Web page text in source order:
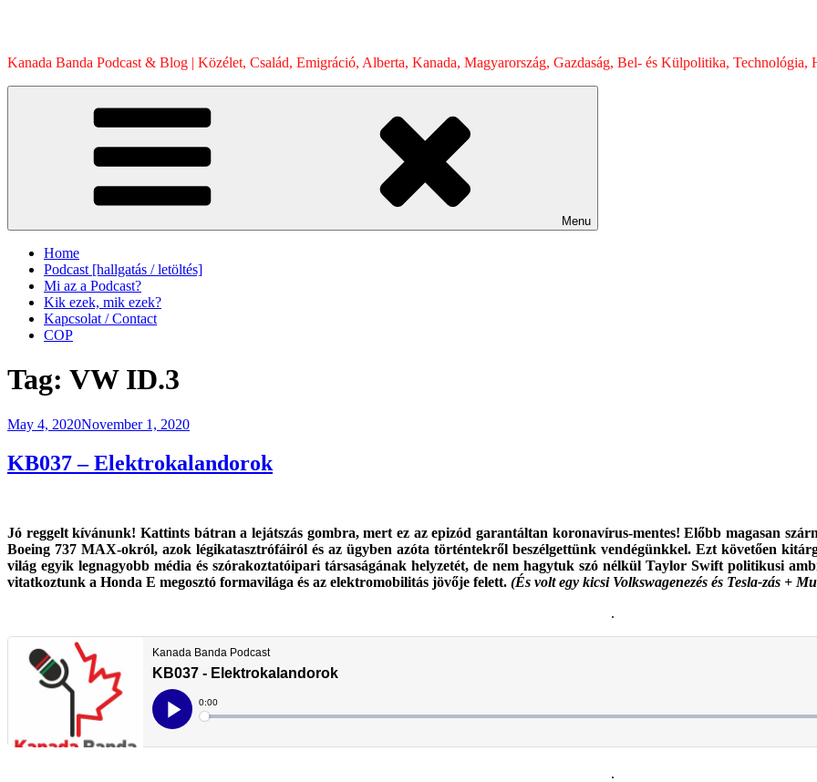
Kanada Banda Podcast & Blog | Közélet, Család, Emigráció, Alberta, Kanada, Magyarország, Gazdaság, Bel- és Külpolitika, Technológia,
Menu
Home
Podcast [hallgatás / letöltés]
Mi az a Podcast?
Kik ezek, mik ezek?
Kapcsolat / Contact
COP
Tag: VW ID.3
Posted
May 4, 2020November 1, 2020
KB037 – Elektrokalandorok
Jó reggelt kívánunk! Kattints bátran a lejátszás gombra, mert ez az epizód garantáltan koronavírus-mentes! Előbb magasan
Boeing 737 MAX-okról, azok légikatasztrófáiról és az ügyben azóta történtekről beszélgettünk vendégünkkel. Ezt követően
világ egyik legnagyobb média és szórakoztatóipari társaságának helyzetét, de nem hagytuk szó nélkül Taylor Swift politikusi
vitatkoztunk a Honda E megosztó formavilága és az elektromobilitás jövője felett. (És volt egy kicsi Volkswagenezés és Tesla-zás +
.
.